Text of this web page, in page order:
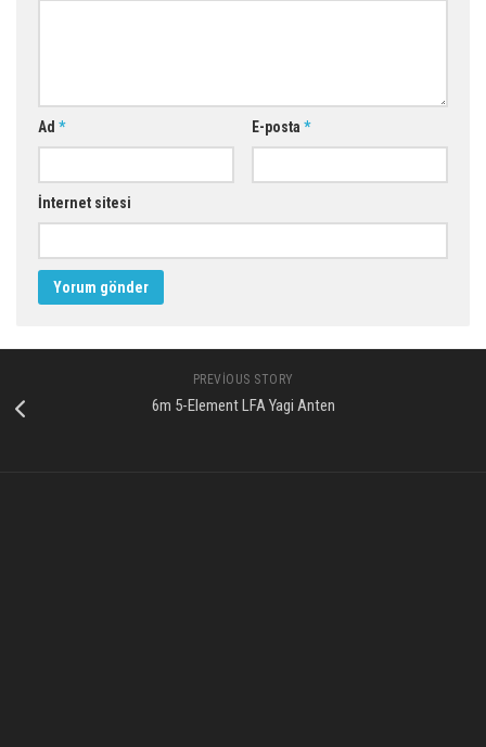
Ad * E-posta *
İnternet sitesi
PREVIOUS STORY
6m 5-Element LFA Yagi Anten